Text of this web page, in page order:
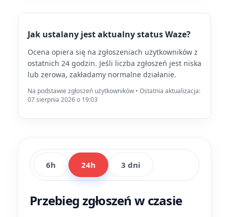
Jak ustalany jest aktualny status Waze?
Ocena opiera się na zgłoszeniach użytkowników z
ostatnich 24 godzin. Jeśli liczba zgłoszeń jest niska
lub zerowa, zakładamy normalne działanie.
Na podstawie zgłoszeń użytkowników • Ostatnia aktualizacja:
07 sierpnia 2026 o 19:03
6h 24h 3 dni
Przebieg zgłoszeń w czasie